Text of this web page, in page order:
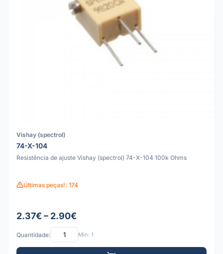
Vishay (spectrol)
74-X-104
Resistência de ajuste Vishay (spectrol) 74-X-104 100k Ohms
Últimas peças!: 174
2.37€ – 2.90€
Quantidade: Mín: 1